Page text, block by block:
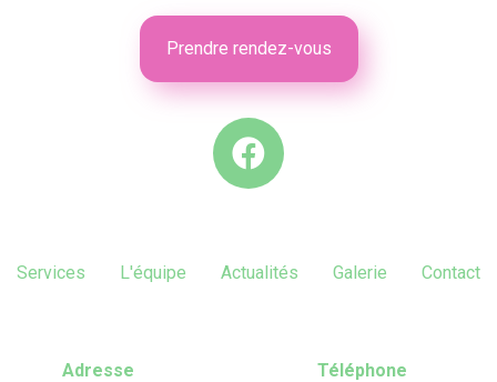
Prendre rendez-vous
Services L'équipe Actualités Galerie Contact
Adresse Téléphone